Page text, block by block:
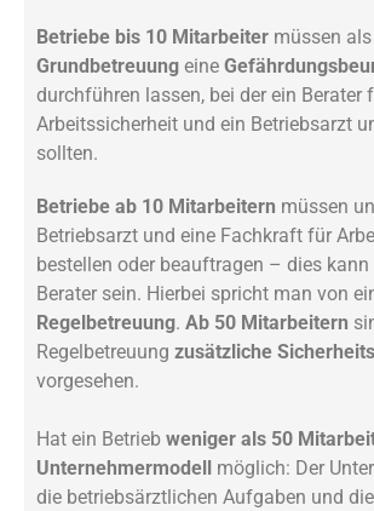
Betriebe bis 10 Mitarbeiter müssen als
Grundbetreuung eine
durchführen lassen, bei der ein Berater
Arbeitssicherheit und ein Betriebsarzt
sollten.
Betriebe ab 10 Mitarbeitern müssen
Betriebsarzt und eine Fachkraft für
bestellen oder beauftragen – dies kann
Berater sein. Hierbei spricht man von
Regelbetreuung. Ab 50 Mitarbeitern
Regelbetreuung zusätzliche
vorgesehen.
Hat ein Betrieb weniger als 50
Unternehmermodell
möglich: Der
die betriebsärztlichen Aufgaben und